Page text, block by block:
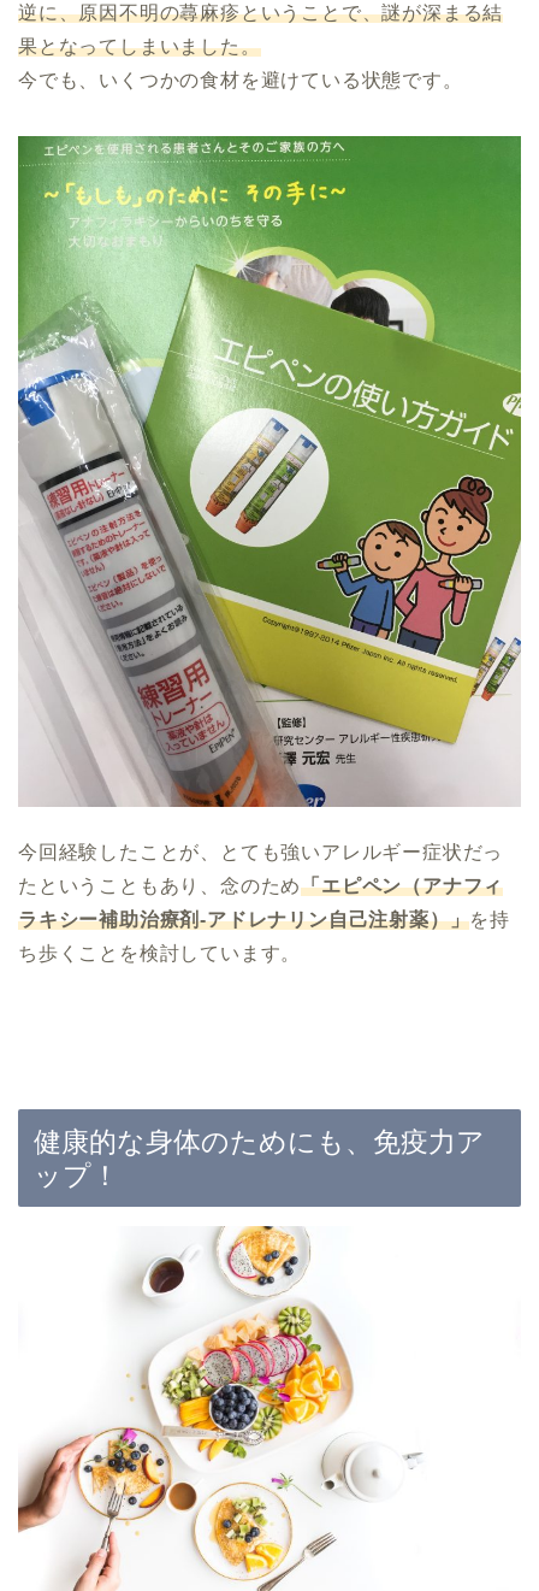
逆に、原因不明の蕁麻疹ということで、謎が深まる結
果となってしまいました。
今でも、いくつかの食材を避けている状態です。
今回経験したことが、とても強いアレルギー症状だっ
たということもあり、念のため「エピペン（アナフィ
ラキシー補助治療剤-アドレナリン自己注射薬）」を持
ち歩くことを検討しています。
健康的な身体のためにも、免疫力ア
ップ！